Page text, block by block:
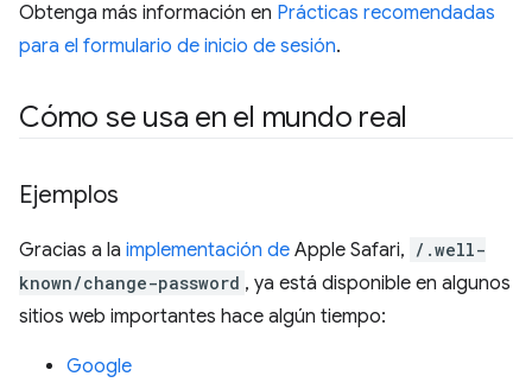
Obtenga más información en Prácticas recomendadas
para el formulario de inicio de sesión.
Cómo se usa en el mundo real
Ejemplos
Gracias a la implementación de Apple Safari, /.well-
known/change-password , ya está disponible en algunos
sitios web importantes hace algún tiempo:
Google